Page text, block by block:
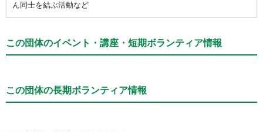
ん同士を結ぶ活動など
この団体のイベント・講座・短期ボランティア情報
この団体の長期ボランティア情報